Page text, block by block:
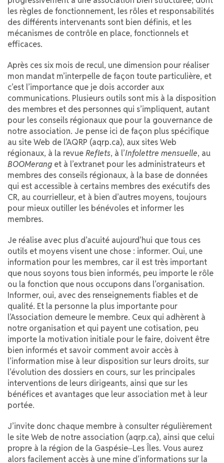
les règles de fonctionnement, les rôles et responsabilités
des différents intervenants sont bien définis, et les
mécanismes de contrôle en place, fonctionnels et
efficaces.
Après ces six mois de recul, une dimension pour réaliser
mon mandat m’interpelle de façon toute particulière, et
c’est l’importance que je dois accorder aux
communications. Plusieurs outils sont mis à la disposition
des membres et des personnes qui s’impliquent, autant
pour les conseils régionaux que pour la gouvernance de
notre association. Je pense ici de façon plus spécifique
au site Web de l’AQRP (aqrp.ca), aux sites Web
régionaux, à la revueReflets, à l’Infolettre mensuelle, au
BOOMerang et à l’extranet pour les administrateurs et
membres des conseils régionaux, à la base de données
qui est accessible à certains membres des exécutifs des
CR, au courrielleur, et à bien d’autres moyens, toujours
pour mieux outiller les bénévoles et informer les
membres.
Je réalise avec plus d’acuité aujourd’hui que tous ces
outils et moyens visent une chose : informer. Oui, une
information pour les membres, car il est très important
que nous soyons tous bien informés, peu importe le rôle
ou la fonction que nous occupons dans l’organisation.
Informer, oui, avec des renseignements fiables et de
qualité. Et la personne la plus importante pour
l’Association demeure le membre. Ceux qui adhèrent à
notre organisation et qui payent une cotisation, peu
importe la motivation initiale pour le faire, doivent être
bien informés et savoir comment avoir accès à
l’information mise à leur disposition sur leurs droits, sur
l’évolution des dossiers en cours, sur les principales
interventions de leurs dirigeants, ainsi que sur les
bénéfices et avantages que leur association met à leur
portée.
J’invite donc chaque membre à consulter régulièrement
le site Web de notre association (aqrp.ca), ainsi que celui
propre à la région de la Gaspésie‒Les Îles. Vous aurez
alors facilement accès à une mine d’informations sur la